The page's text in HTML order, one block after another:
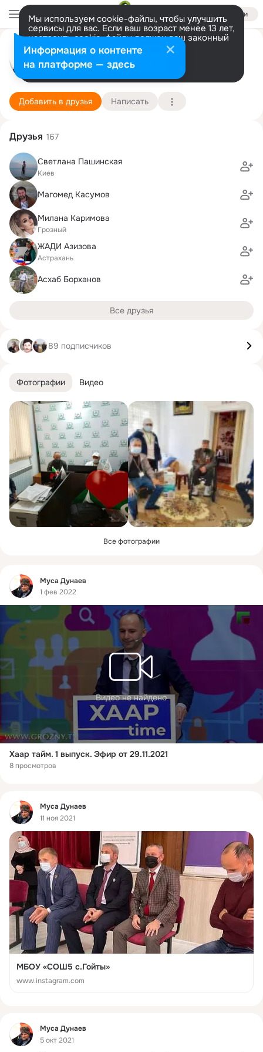
Войти
Мы используем cookie-файлы, чтобы улучшить
сервисы для вас. Если ваш возраст менее 13 лет,
настроить cookie-файлы должен ваш законный
представитель. Больше информации
Разрешить все Настроить
Муса Дунаев
г. Грозный (Чеченская Республика)
Подробнее
Добавить в друзья Написать
Фотографии Видео
Все фотографии
Фид
Муса Дунаев
1 фев 2022
Видео не найдено
Хаар тайм. 1 выпуск. Эфир от 29.11.2021
8 просмотров
Фид
Муса Дунаев
11 ноя 2021
МБОУ «СОШ5 с.Гойты»
www.instagram.com
Фид
Муса Дунаев
5 окт 2021
Друзья 167
Светлана Пашинская
Киев
Магомед Касумов
Милана Каримова
Грозный
ЖАДИ Азизова
Астрахань
Асхаб Борханов
Все друзья
89 подписчиков
Информация о контенте
на платформе — здесь